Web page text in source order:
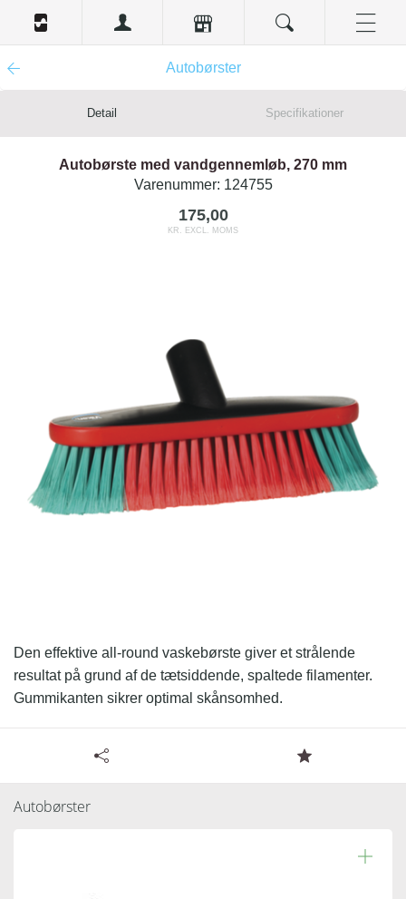
Autobørster
Detail Specifikationer
Autobørste med vandgennemløb, 270 mm
Varenummer: 124755
175,00
KR. EXCL. MOMS
Den effektive all-round vaskebørste giver et strålende
resultat på grund af de tætsiddende, spaltede filamenter.
Gummikanten sikrer optimal skånsomhed.
Tilgængelige specifikationer for Autobørste med
Autobørster